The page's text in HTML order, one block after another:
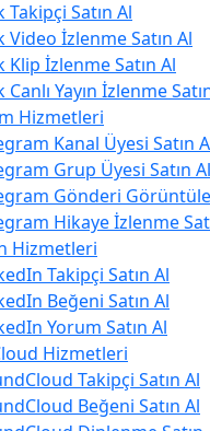
Takipçi Satın Al
Video İzlenme Satın Al
Klip İzlenme Satın Al
Canlı Yayın İzlenme
Hizmetleri
Kanal Üyesi Satın
Grup Üyesi Satın Al
Gönderi
Hikaye İzlenme
Hizmetleri
Takipçi Satın Al
Beğeni Satın Al
Yorum Satın Al
Hizmetleri
Takipçi Satın Al
Beğeni Satın Al